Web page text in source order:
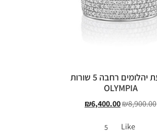
טבעת יהלומים רחבה 5 שורות
OLYMPIA
₪8,900.00
₪6,400.00
Like
5